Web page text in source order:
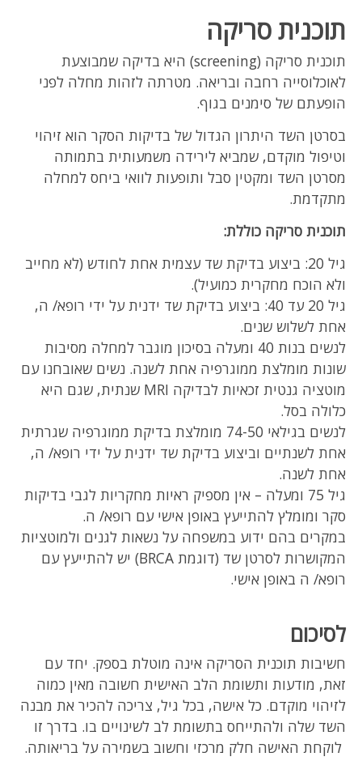
תוכנית סריקה
תוכנית סריקה (screening) היא בדיקה שמבוצעת
לאוכלוסייה רחבה ובריאה. מטרתה לזהות מחלה לפני
הופעתם של סימנים בגוף.
בסרטן השד היתרון הגדול של בדיקות הסקר הוא זיהוי
וטיפול מוקדם, שמביא לירידה משמעותית בתמותה
מסרטן השד ומקטין סבל ותופעות לוואי ביחס למחלה
מתקדמת.
תוכנית סריקה כוללת:
גיל 20: ביצוע בדיקת שד עצמית אחת לחודש (לא מחייב
ולא הוכח מחקרית כמועיל).
גיל 20 עד 40: ביצוע בדיקת שד ידנית על ידי רופא/ ה,
אחת לשלוש שנים.
לנשים בנות 40 ומעלה בסיכון מוגבר למחלה מסיבות
שונות מומלצת ממוגרפיה אחת לשנה. נשים שאובחנו עם
מוטציה גנטית זכאיות לבדיקה MRI שנתית, שגם היא
כלולה בסל.
לנשים בגילאי 74-50 מומלצת בדיקת ממוגרפיה שגרתית
אחת לשנתיים וביצוע בדיקת שד ידנית על ידי רופא/ ה,
אחת לשנה.
גיל 75 ומעלה – אין מספיק ראיות מחקריות לגבי בדיקות
סקר ומומלץ להתייעץ באופן אישי עם רופא/ ה.
במקרים בהם ידוע במשפחה על נשאות לגנים ולמוטציות
המקושרות לסרטן שד (דוגמת BRCA) יש להתייעץ עם
רופא/ ה באופן אישי.
לסיכום
חשיבות תוכנית הסריקה אינה מוטלת בספק. יחד עם
זאת, מודעות ותשומת הלב האישית חשובה מאין כמוה
לזיהוי מוקדם. כל אישה, בכל גיל, צריכה להכיר את מבנה
השד שלה ולהתייחס בתשומת לב לשינויים בו. בדרך זו
לוקחת האישה חלק מרכזי וחשוב בשמירה על בריאותה.